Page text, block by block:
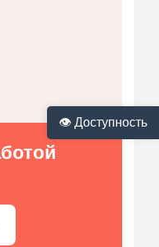
👁 Доступность